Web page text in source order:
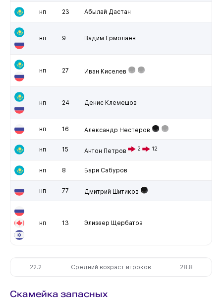
нп 23 Абылай Дастан
нп 9 Вадим Ермолаев
нп 27 Иван Киселев
нп 24 Денис Клемешов
нп 16 Александр Нестеров
нп 15 Антон Петров 2 12
нп 8 Бари Сабуров
нп 77 Дмитрий Шитиков
нп 13 Элиэзер Щербатов
22.2 Средний возраст игроков 28.8
Скамейка запасных